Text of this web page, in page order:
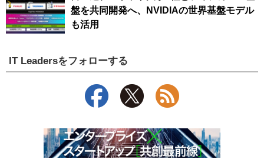
盤を共同開発へ、NVIDIAの世界基盤モデル
も活用
IT Leadersをフォローする